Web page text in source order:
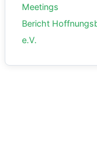
Meetings
Bericht
e.V.